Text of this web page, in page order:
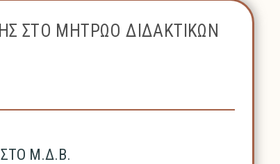
ΣΤΟ ΜΗΤΡΩΟ ΔΙΔΑΚΤΙΚΩΝ
Μ.Δ.Β.